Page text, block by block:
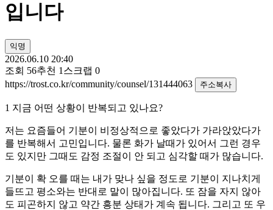
입니다
익명
2026.06.10 20:40
조회 56추천 1 스크랩 0
https://trost.co.kr/community/counsel/131444063
주소복사
1 지금 어떤 상황이 반복되고 있나요?
저는 요즘들어 기분이 비정상적으로 좋았다가 가라앉았다가
를 반복해서 고민입니다. 물론 화가 날때가 있어서 그런 경우
도 있지만 그때도 감정 조절이 안 되고 심각할 때가 많습니다.
기분이 확 오를 때는 내가 맞나 싶을 정도로 기분이 지나치게
들뜨고 평소와는 반대로 말이 많아집니다. 또 잠을 자지 않아
도 피곤하지 않고 약간 흥분 상태가 계속 됩니다. 그리고 또 우